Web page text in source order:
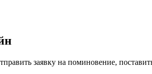
заявку на поминовение,